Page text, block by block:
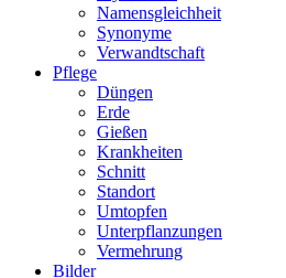
Namensgleichheit
Synonyme
Verwandtschaft
Pflege
Düngen
Erde
Gießen
Krankheiten
Schnitt
Standort
Umtopfen
Unterpflanzungen
Vermehrung
Bilder